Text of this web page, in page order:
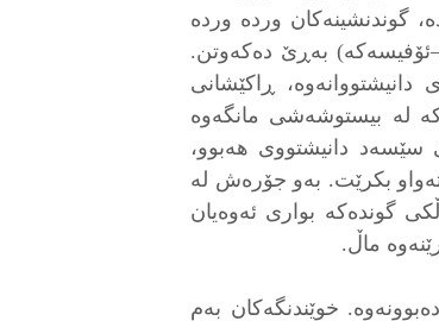
گوندنشینەکان ورده ورده
بەڕێ دەکەوتن.
ڕاکێشانی
له بیستوشەشی مانگەوه
سێسەد دانیشتووی هەبوو،
تەواو بکرێت. بەو جۆرەش لە
گوندەکە بواری ئەوەیان
ماڵ.
خوێندنگەکان بەم